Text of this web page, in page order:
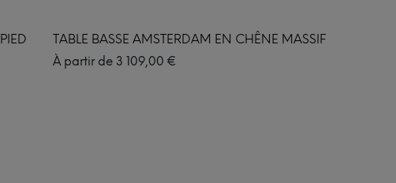
TABLE BASSE AMSTERDAM EN CHÊNE MASSIF
À partir de 3 109,00 €